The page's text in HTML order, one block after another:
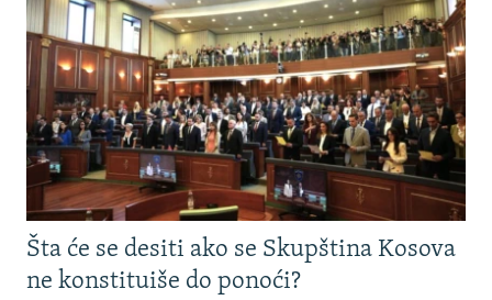
Šta će se desiti ako se Skupština Kosova
ne konstituiše do ponoći?